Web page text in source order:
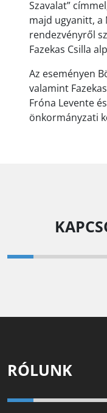
Szavalat”
majd ugyanitt, a
rendezvényről
Fazekas Csilla
Az eseményen
valamint
Fróna Levente
önkormányzati
RÓLUNK